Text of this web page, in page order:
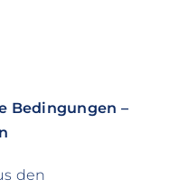
Bedingungen –
den